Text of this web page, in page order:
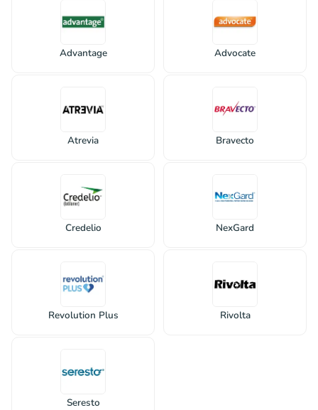
Advantage Advocate
Atrevia Bravecto
Credelio NexGard
Revolution Plus Rivolta
Seresto